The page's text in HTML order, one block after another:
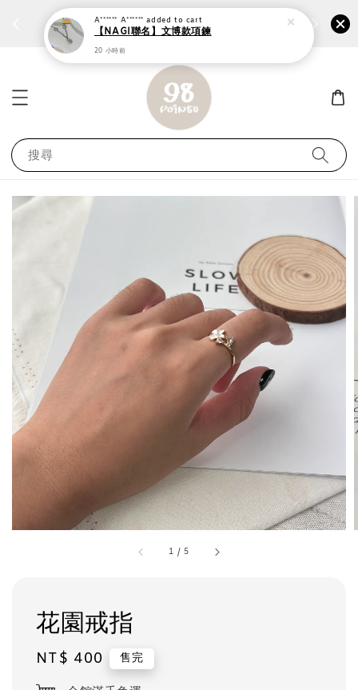
個性鋼戒任兩件1300⚡ 前往選購 ›› 加
搜尋
1 /5
花園戒指
Regular
price
NT$ 400 售完
A****** A****** added to cart
【NAGI聯名】文博款項鍊
20 小時前